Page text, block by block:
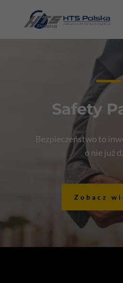
Safety
Bezpieczeństwo to
o nie już
Zobacz